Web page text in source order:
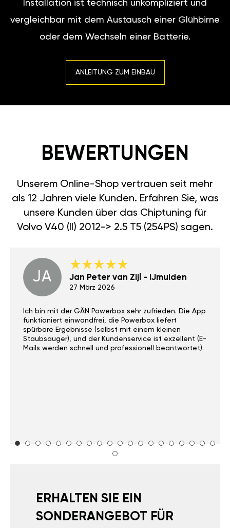
Installation ist technisch unkompliziert und
vergleichbar mit dem Austausch einer Glühbirne
oder dem Wechseln einer Batterie.
ANLEITUNG ZUM EINBAU
BEWERTUNGEN
Unserem Online-Shop vertrauen seit mehr
als 12 Jahren viele Kunden. Erfahren Sie, was
unsere Kunden über das Chiptuning für
Volvo V40 (II) 2012-> 2.5 T5 (254PS) sagen.
JA Jan Peter van Zijl - IJmuiden
27 März 2026
Ich bin mit der GÄN Powerbox sehr zufrieden. Die App
funktioniert einwandfrei, die Powerbox liefert
spürbare Ergebnisse (selbst mit einem kleinen
Staubsauger), und der Kundenservice ist exzellent (E-
Mails werden schnell und professionell beantwortet).
ERHALTEN SIE EIN
SONDERANGEBOT FÜR